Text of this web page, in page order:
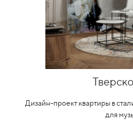
Дизайн-проект квартиры в
для